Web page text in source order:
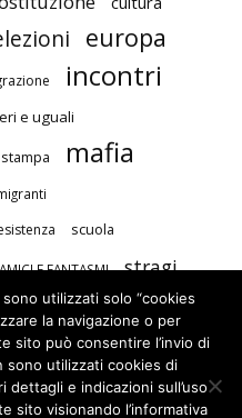
europa
incontri
e uguali
mafia
scuola
E FANTASMI stragi
Europea
utilizzati solo “cookies
la navigazione o per
sito può consentire l’invio di
sono utilizzati cookies di
dettagli e indicazioni sull’uso
sito visionando l’informativa